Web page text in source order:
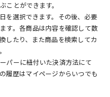
ことができます。
を選択できます。その後、必要
す。各商品は内容を確認して数
したり、また商品を検索してカ
パーに紐付いた決済方法にて
履歴はマイページからいつでも